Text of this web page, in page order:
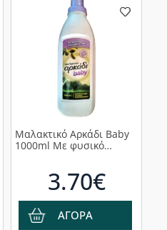
Μαλακτικό Αρκάδι Baby
1000ml Με φυσικό
3.70€
ΑΓΟΡΑ